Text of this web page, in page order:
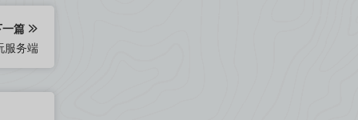
篇
服务端